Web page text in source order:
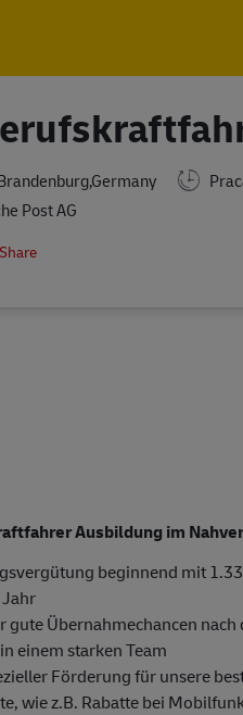
Post AG
Share
Ausbildung im
beginnend mit
gute Übernahmechancen
einem starken Team
Förderung für unsere
wie z.B. Rabatte bei